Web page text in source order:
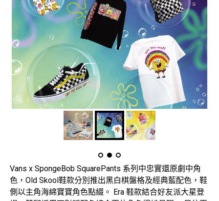
Vans x SpongeBob SquarePants 系列中忠實還原劇中角
色，Old Skool鞋款分別推出黑白棋盤格及經典藍配色，鞋
側以主角海綿寶寶角色點綴。 Era 鞋款結合好友派大星登